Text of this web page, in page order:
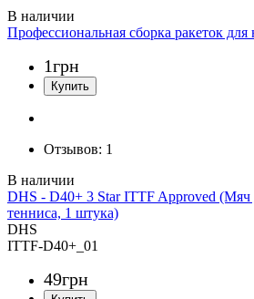
Профессиональная сборка ракеток для
1грн
Отзывов: 1
DHS - D40+ 3 Star ITTF Approved (Мяч
тенниса, 1 штука)
DHS
ITTF-D40+_01
49грн